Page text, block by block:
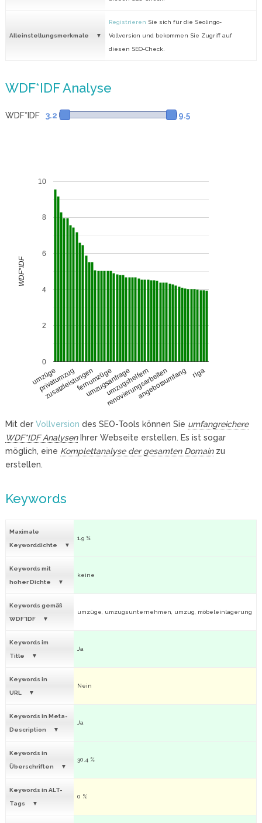
Alleinstellungsmerkmale
Registrieren Sie sich für die Seolingo-
Vollversion und bekommen Sie Zugriff auf
diesen SEO-Check.
WDF*IDF Analyse
WDF*IDF 3.2 9.5
umzüge
privatumzug
zusatzleistungenfernumzüge
umzugsanfrage
umzugshelfern
renovierungsarbeiten
angebotsumfang riga
0
2
4
6
8
10
WDF*IDF
Mit der Vollversion des SEO-Tools können Sie umfangreichere
WDF*IDF AnalysenIhrer Webseite erstellen. Es ist sogar
möglich, eine Komplettanalyse der gesamten Domainzu
erstellen.
Keywords
Maximale
Keyworddichte
1.9 %
Keywords mit
hoher Dichte
keine
Keywords gemäß
WDF*IDF
umzüge, umzugsunternehmen, umzug, möbeleinlagerung
Keywords im
Title
Ja
Keywords in
URL
Nein
Keywords in Meta-
Description
Ja
Keywords in
Überschriften
30.4 %
Keywords in ALT-
Tags
0 %